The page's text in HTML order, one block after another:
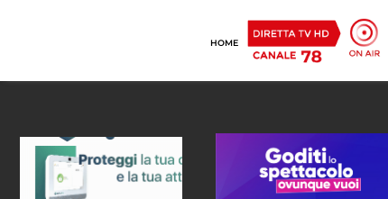
HOME